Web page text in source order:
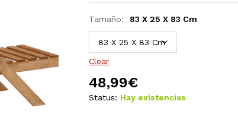
Tamaño: 83 X 25 X 83 Cm
Clear
48,99€
Status: Hay existencias